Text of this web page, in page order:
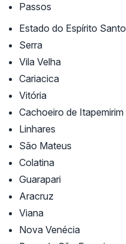
Passos
Estado do Espírito Santo
Serra
Vila Velha
Cariacica
Vitória
Cachoeiro de Itapemirim
Linhares
São Mateus
Colatina
Guarapari
Aracruz
Viana
Nova Venécia